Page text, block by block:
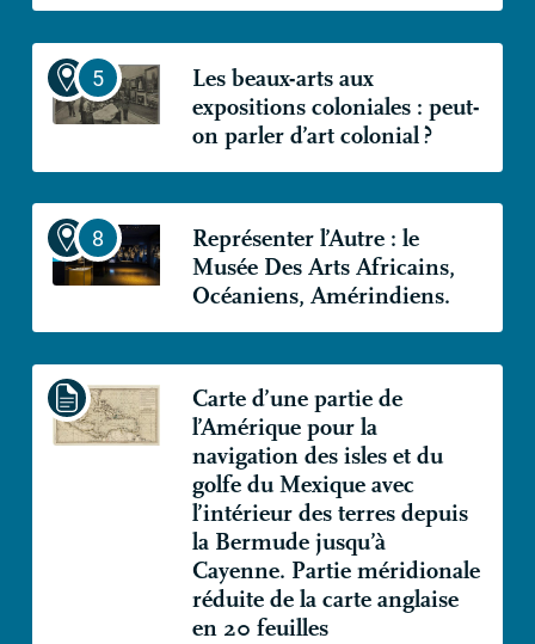
Les beaux-arts aux
expositions coloniales : peut-
on parler d’art colonial?
Représenter l’Autre : le
Musée Des Arts Africains,
Océaniens, Amérindiens.
Carte d’une partie de
l’Amérique pour la
navigation des isles et du
golfe du Mexique avec
l’intérieur des terres depuis
la Bermude jusqu’à
Cayenne. Partie méridionale
réduite de la carte anglaise
en 20 feuilles